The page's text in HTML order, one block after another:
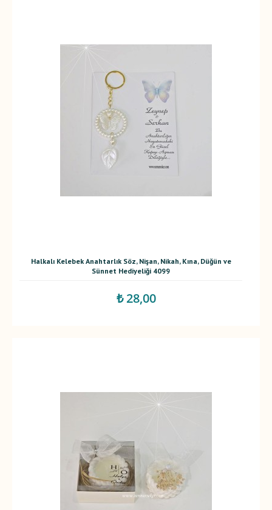
Halkalı Kelebek Anahtarlık Söz, Nişan, Nikah, Kına, Düğün ve
Sünnet Hediyeliği 4099
₺ 28,00